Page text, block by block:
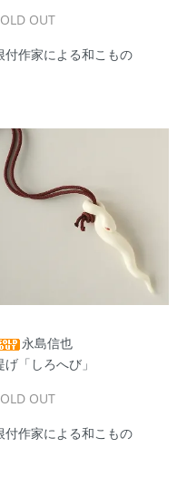
OUT
付作家による和こもの
永島信也
げ「しろへび」
OUT
付作家による和こもの